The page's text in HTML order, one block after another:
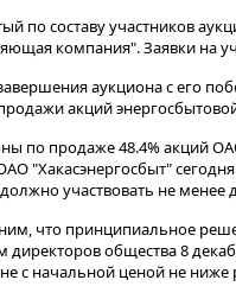
по составу участников
компания". Заявки на
аукциона с его
акций
по продаже 48.4% акций
"Хакасэнергосбыт"
участвовать не менее
что принципиальное
директоров общества 8
с начальной ценой не